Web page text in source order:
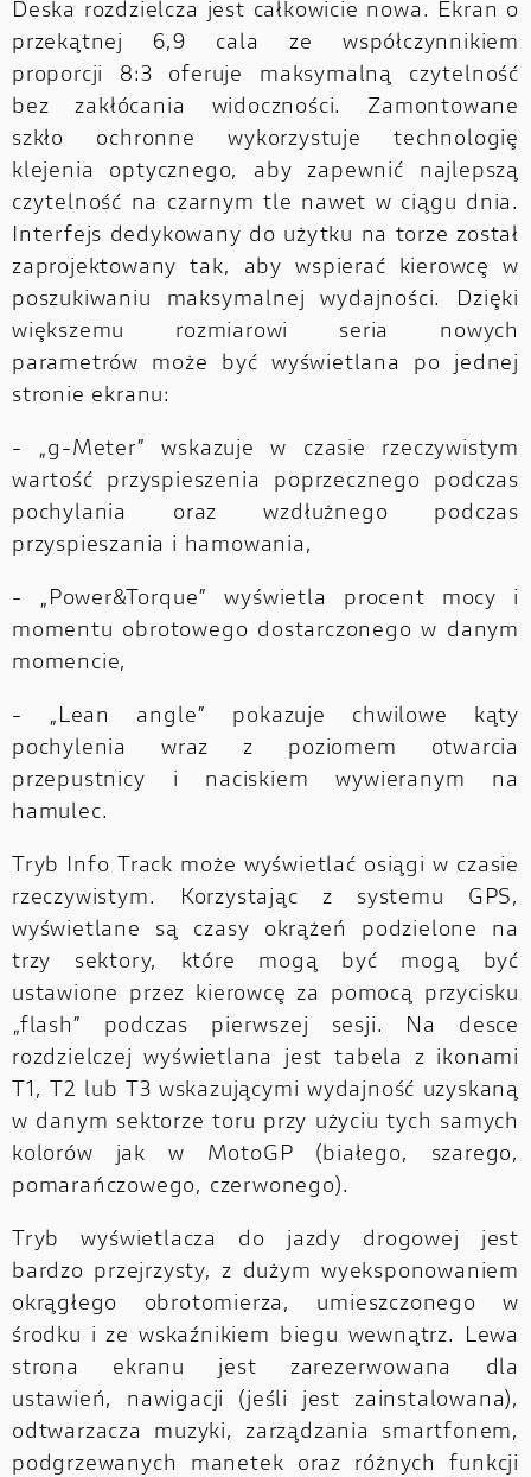
Deska rozdzielcza jest całkowicie nowa. Ekran o
przekątnej 6,9 cala ze współczynnikiem
proporcji 8:3 oferuje maksymalną czytelność
bez zakłócania widoczności. Zamontowane
szkło ochronne wykorzystuje technologię
klejenia optycznego, aby zapewnić najlepszą
czytelność na czarnym tle nawet w ciągu dnia.
Interfejs dedykowany do użytku na torze został
zaprojektowany tak, aby wspierać kierowcę w
poszukiwaniu maksymalnej wydajności. Dzięki
większemu rozmiarowi seria nowych
parametrów może być wyświetlana po jednej
stronie ekranu:
- „g-Meter” wskazuje w czasie rzeczywistym
wartość przyspieszenia poprzecznego podczas
pochylania oraz wzdłużnego podczas
przyspieszania i hamowania,
- „Power&Torque” wyświetla procent mocy i
momentu obrotowego dostarczonego w danym
momencie,
- „Lean angle” pokazuje chwilowe kąty
pochylenia wraz z poziomem otwarcia
przepustnicy i naciskiem wywieranym na
hamulec.
Tryb Info Track może wyświetlać osiągi w czasie
rzeczywistym. Korzystając z systemu GPS,
wyświetlane są czasy okrążeń podzielone na
trzy sektory, które mogą być mogą być
ustawione przez kierowcę za pomocą przycisku
„flash” podczas pierwszej sesji. Na desce
rozdzielczej wyświetlana jest tabela z ikonami
T1, T2 lub T3 wskazującymi wydajność uzyskaną
w danym sektorze toru przy użyciu tych samych
kolorów jak w MotoGP (białego, szarego,
pomarańczowego, czerwonego).
Tryb wyświetlacza do jazdy drogowej jest
bardzo przejrzysty, z dużym wyeksponowaniem
okrągłego obrotomierza, umieszczonego w
środku i ze wskaźnikiem biegu wewnątrz. Lewa
strona ekranu jest zarezerwowana dla
ustawień, nawigacji (jeśli jest zainstalowana),
odtwarzacza muzyki, zarządzania smartfonem,
podgrzewanych manetek oraz różnych funkcji